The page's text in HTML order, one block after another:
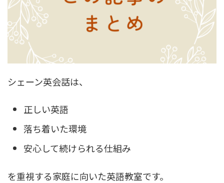
シェーン英会話は、
正しい英語
落ち着いた環境
安心して続けられる仕組み
を重視する家庭に向いた英語教室です。